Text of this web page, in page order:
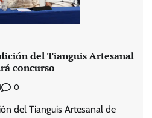
del Tianguis Artesanal
concurso
0
del Tianguis Artesanal de